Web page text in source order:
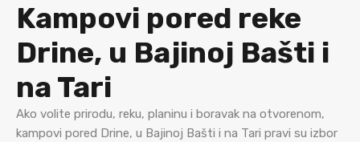
Kampovi pored reke
Drine, u Bajinoj Bašti i
na Tari
Ako volite prirodu, reku, planinu i boravak na otvorenom,
kampovi pored Drine, u Bajinoj Bašti i na Tari pravi su izbor